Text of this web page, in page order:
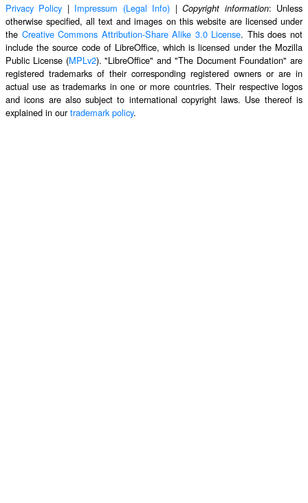
Privacy Policy | Impressum (Legal Info) |Copyright information: Unless
otherwise specified, all text and images on this website are licensed under
the Creative Commons Attribution-Share Alike 3.0 License. This does not
include the source code of LibreOffice, which is licensed under the Mozilla
Public License (MPLv2). "LibreOffice" and "The Document Foundation" are
registered trademarks of their corresponding registered owners or are in
actual use as trademarks in one or more countries. Their respective logos
and icons are also subject to international copyright laws. Use thereof is
explained in ourtrademark policy.